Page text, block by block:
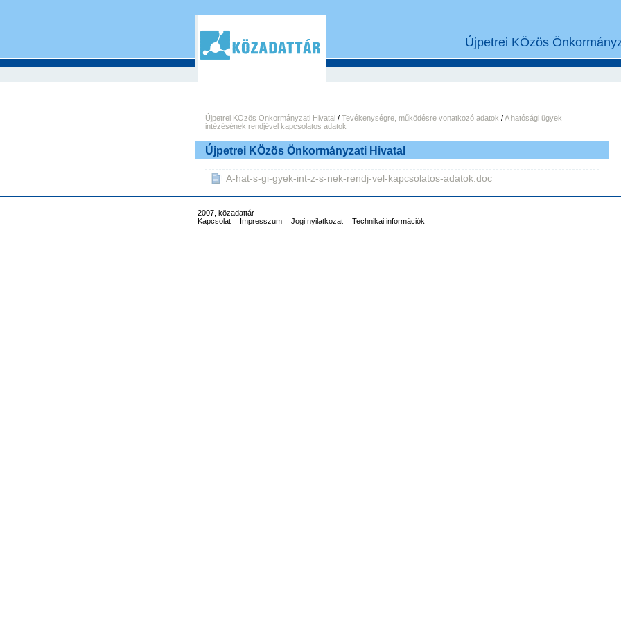
Újpetrei KÖzös
Újpetrei KÖzös Önkormányzati Hivatal / Tevékenységre, működésre vonatkozó adatok /A hatósági ügyek
intézésének rendjével kapcsolatos adatok
Újpetrei KÖzös Önkormányzati Hivatal
A-hat-s-gi-gyek-int-z-s-nek-rendj-vel-kapcsolatos-adatok.doc
2007, közadattár
Kapcsolat
Impresszum Jogi nyilatkozat Technikai információk